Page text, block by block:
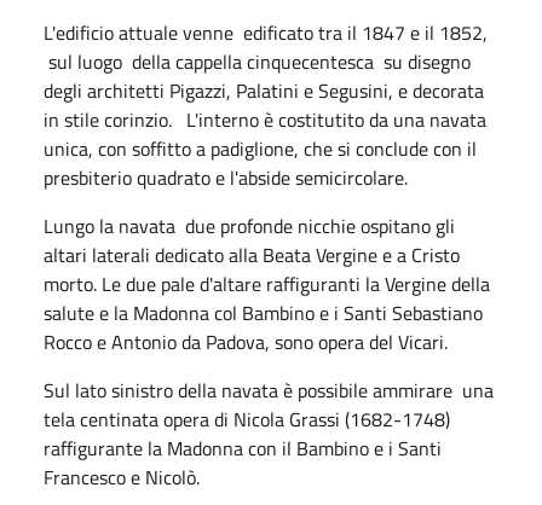
L'edificio attuale venne edificato tra il 1847 e il 1852,
sul luogo della cappella cinquecentesca su disegno
degli architetti Pigazzi, Palatini e Segusini, e decorata
in stile corinzio. L'interno è costitutito da una navata
unica, con soffitto a padiglione, che si conclude con il
presbiterio quadrato e l'abside semicircolare.
Lungo la navata due profonde nicchie ospitano gli
altari laterali dedicato alla Beata Vergine e a Cristo
morto. Le due pale d'altare raffiguranti la Vergine della
salute e la Madonna col Bambino e i Santi Sebastiano
Rocco e Antonio da Padova, sono opera del Vicari.
Sul lato sinistro della navata è possibile ammirare una
tela centinata opera di Nicola Grassi (1682-1748)
raffigurante la Madonna con il Bambino e i Santi
Francesco e Nicolò.